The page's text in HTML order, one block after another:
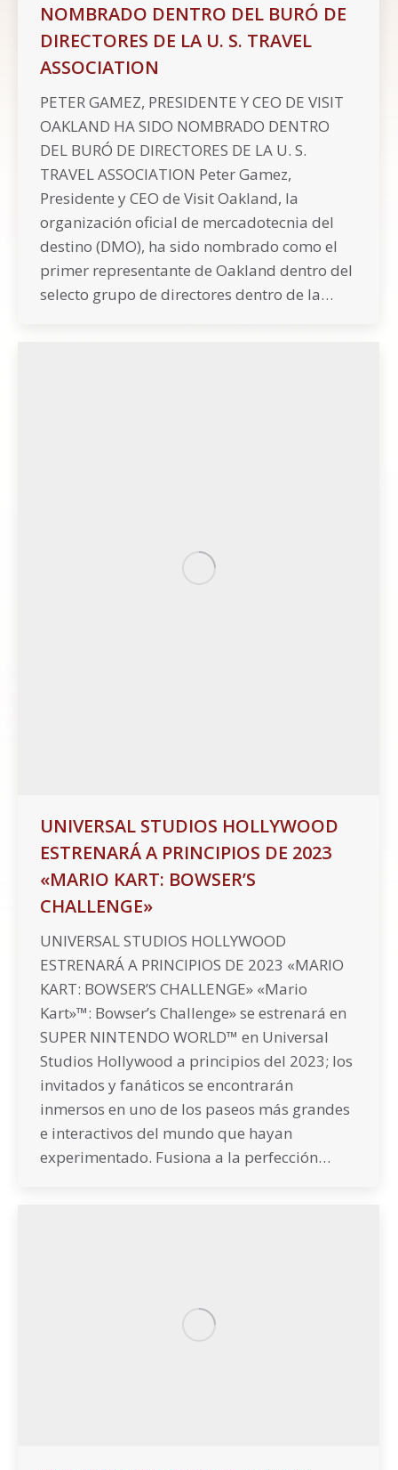
NOMBRADO DENTRO DEL BURÓ DE
DIRECTORES DE LA U. S. TRAVEL
ASSOCIATION
PETER GAMEZ, PRESIDENTE Y CEO DE VISIT
OAKLAND HA SIDO NOMBRADO DENTRO
DEL BURÓ DE DIRECTORES DE LA U. S.
TRAVEL ASSOCIATION Peter Gamez,
Presidente y CEO de Visit Oakland, la
organización oficial de mercadotecnia del
destino (DMO), ha sido nombrado como el
primer representante de Oakland dentro del
selecto grupo de directores dentro de la…
UNIVERSAL STUDIOS HOLLYWOOD
ESTRENARÁ A PRINCIPIOS DE 2023
«MARIO KART: BOWSER’S
CHALLENGE»
UNIVERSAL STUDIOS HOLLYWOOD
ESTRENARÁ A PRINCIPIOS DE 2023 «MARIO
KART: BOWSER’S CHALLENGE» «Mario
Kart»™: Bowser’s Challenge» se estrenará en
SUPER NINTENDO WORLD™ en Universal
Studios Hollywood a principios del 2023; los
invitados y fanáticos se encontrarán
inmersos en uno de los paseos más grandes
e interactivos del mundo que hayan
experimentado. Fusiona a la perfección…